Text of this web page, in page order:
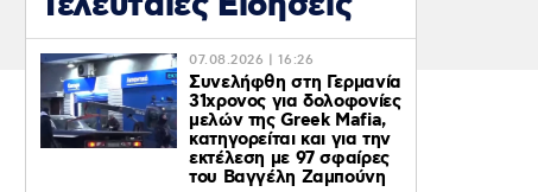
07.08.2026 | 16:26
Συνελήφθη στη Γερμανία
31χρονος για δολοφονίες
μελών της Greek Mafia,
κατηγορείται και για την
εκτέλεση με 97 σφαίρες
του Βαγγέλη Ζαμπούνη